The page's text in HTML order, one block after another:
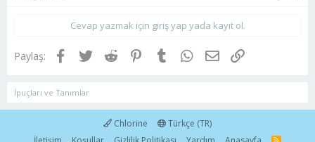
Cevap yazmak için giriş yap yada kayıt ol.
Paylaş: Facebook
TwitterReddit PinterestTumblrWhatsApp
E-postaLink
İpuçları ve Tanımlar
Chlorine
Türkçe (TR)
R